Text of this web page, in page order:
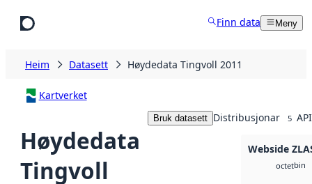
Finn data Meny
Heim Datasett Høydedata Tingvoll 2011
Kartverket
Høydedata
Tingvoll
Bruk datasett Distribusjonar 5
Webside
octetbin